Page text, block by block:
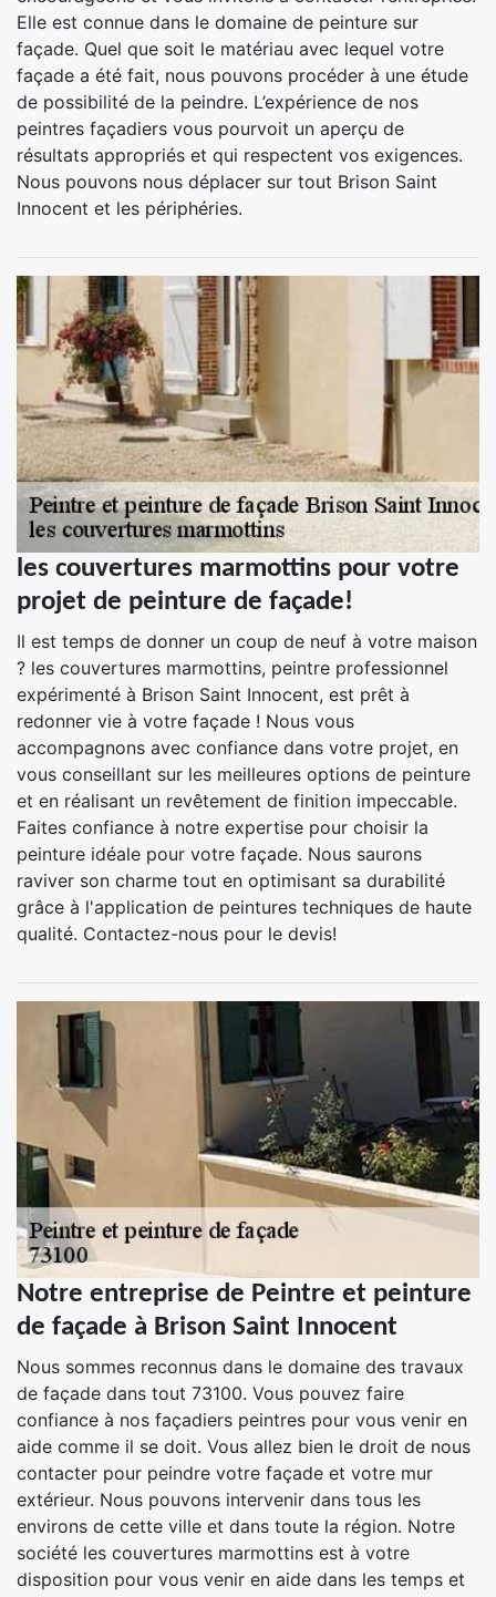
Elle est connue dans le domaine de peinture sur
façade. Quel que soit le matériau avec lequel votre
façade a été fait, nous pouvons procéder à une étude
de possibilité de la peindre. L’expérience de nos
peintres façadiers vous pourvoit un aperçu de
résultats appropriés et qui respectent vos exigences.
Nous pouvons nous déplacer sur tout Brison Saint
Innocent et les périphéries.
les couvertures marmottins pour votre
projet de peinture de façade!
Il est temps de donner un coup de neuf à votre maison
? les couvertures marmottins, peintre professionnel
expérimenté à Brison Saint Innocent, est prêt à
redonner vie à votre façade ! Nous vous
accompagnons avec confiance dans votre projet, en
vous conseillant sur les meilleures options de peinture
et en réalisant un revêtement de finition impeccable.
Faites confiance à notre expertise pour choisir la
peinture idéale pour votre façade. Nous saurons
raviver son charme tout en optimisant sa durabilité
grâce à l'application de peintures techniques de haute
qualité. Contactez-nous pour le devis!
Notre entreprise de Peintre et peinture
de façade à Brison Saint Innocent
Nous sommes reconnus dans le domaine des travaux
de façade dans tout 73100. Vous pouvez faire
confiance à nos façadiers peintres pour vous venir en
aide comme il se doit. Vous allez bien le droit de nous
contacter pour peindre votre façade et votre mur
extérieur. Nous pouvons intervenir dans tous les
environs de cette ville et dans toute la région. Notre
société les couvertures marmottins est à votre
disposition pour vous venir en aide dans les temps et